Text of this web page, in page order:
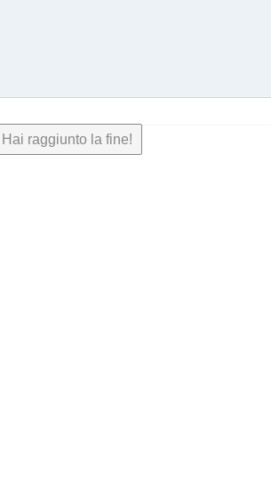
Hai raggiunto la fine!